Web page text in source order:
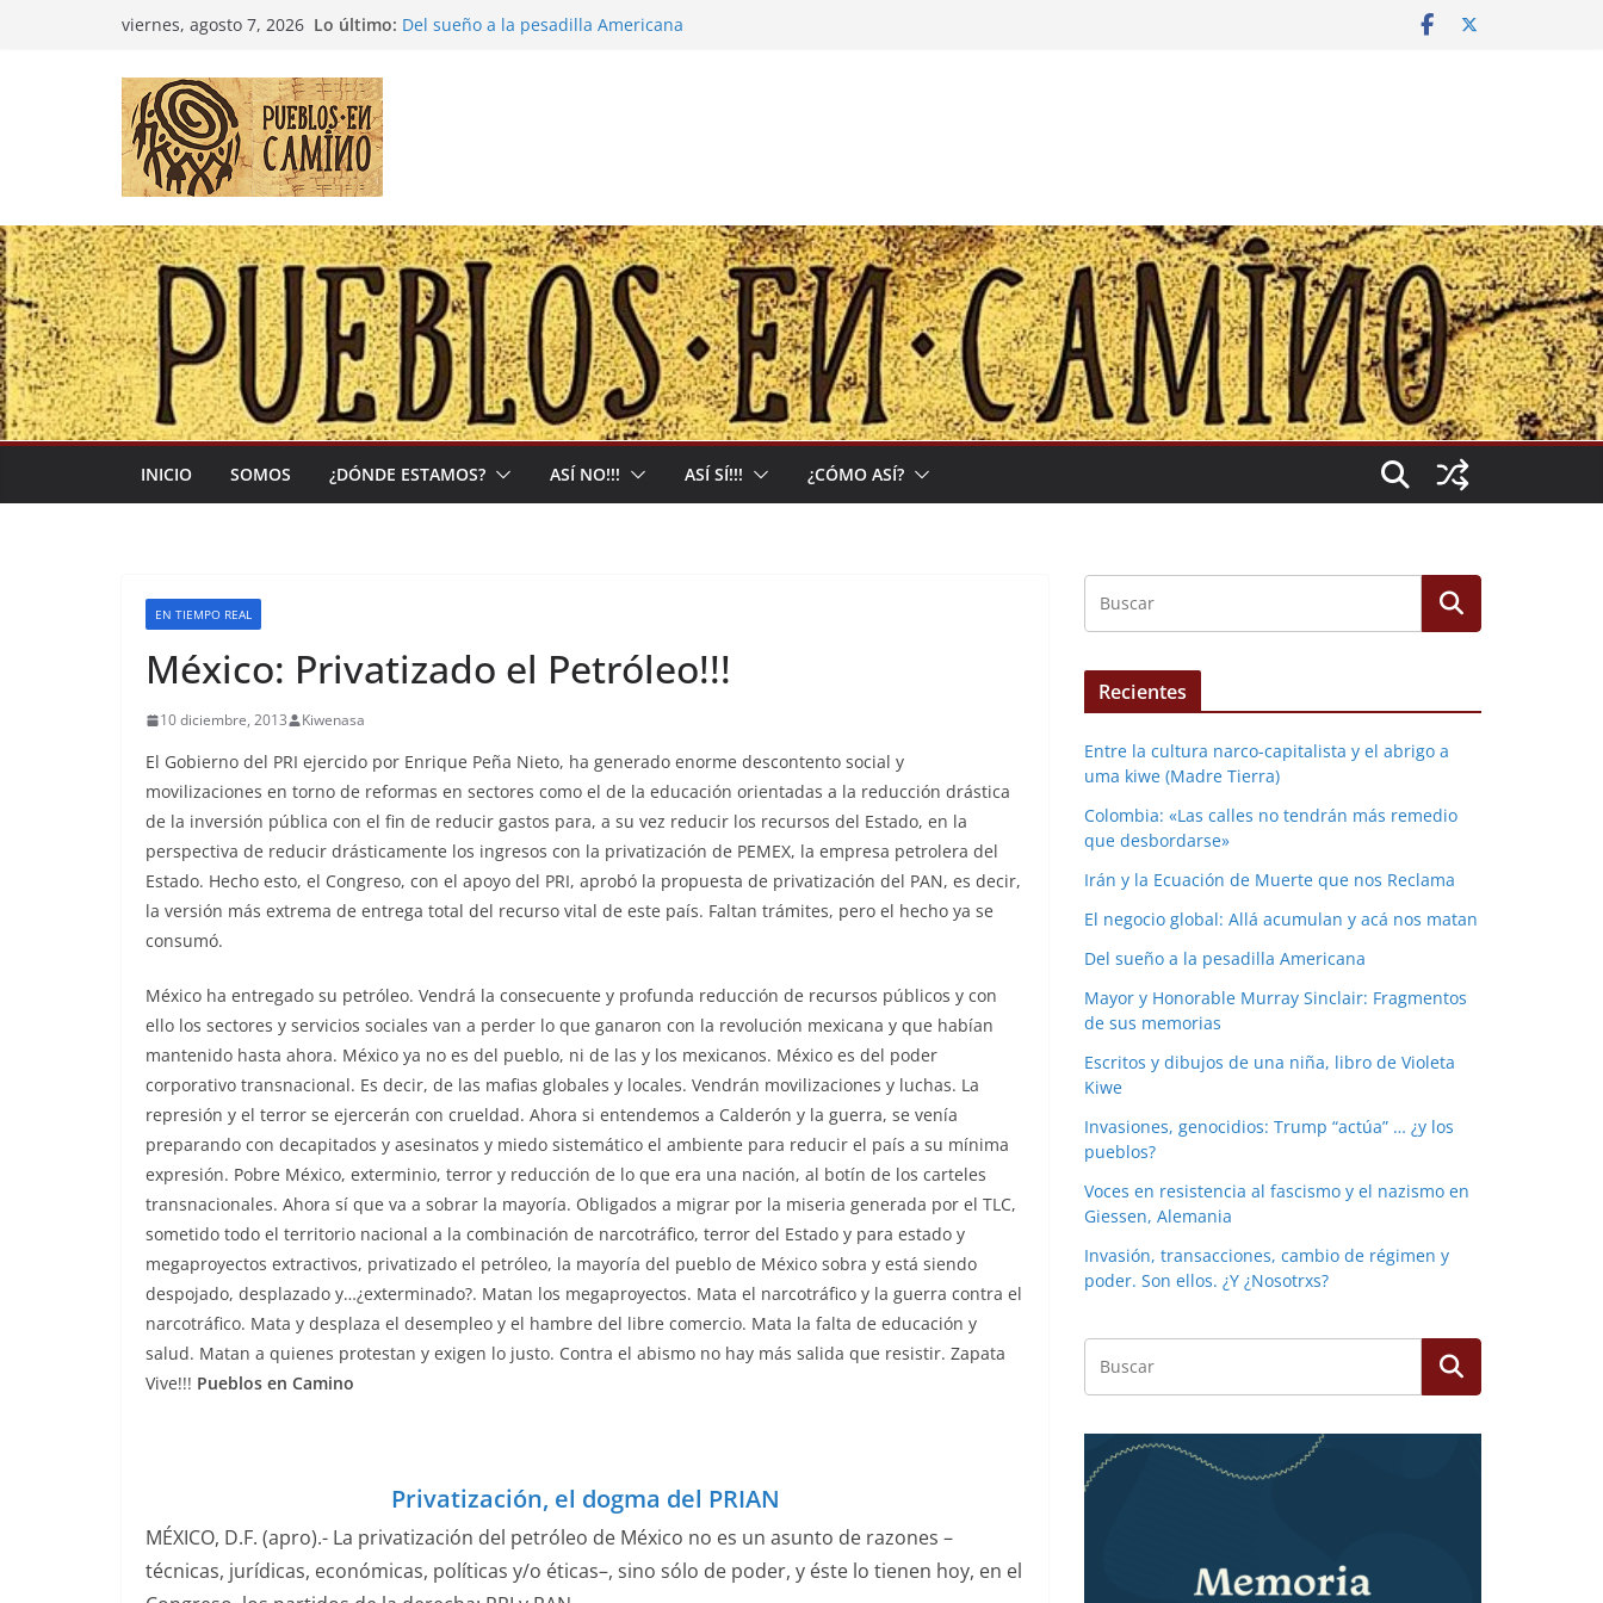
viernes, agosto 7, 2026 Lo último: Del sueño a la pesadilla Americana
INICIO SOMOS ¿DÓNDE ESTAMOS? ASÍ NO!!! ASÍ SÍ!!! ¿CÓMO ASÍ?
EN TIEMPO REAL
México: Privatizado el Petróleo!!!
10 diciembre, 2013 Kiwenasa
El Gobierno del PRI ejercido por Enrique Peña Nieto, ha generado enorme descontento social y
movilizaciones en torno de reformas en sectores como el de la educación orientadas a la reducción drástica
de la inversión pública con el fin de reducir gastos para, a su vez reducir los recursos del Estado, en la
perspectiva de reducir drásticamente los ingresos con la privatización de PEMEX, la empresa petrolera del
Estado. Hecho esto, el Congreso, con el apoyo del PRI, aprobó la propuesta de privatización del PAN, es decir,
la versión más extrema de entrega total del recurso vital de este país. Faltan trámites, pero el hecho ya se
consumó.
México ha entregado su petróleo. Vendrá la consecuente y profunda reducción de recursos públicos y con
ello los sectores y servicios sociales van a perder lo que ganaron con la revolución mexicana y que habían
mantenido hasta ahora. México ya no es del pueblo, ni de las y los mexicanos. México es del poder
corporativo transnacional. Es decir, de las mafias globales y locales. Vendrán movilizaciones y luchas. La
represión y el terror se ejercerán con crueldad. Ahora si entendemos a Calderón y la guerra, se venía
preparando con decapitados y asesinatos y miedo sistemático el ambiente para reducir el país a su mínima
expresión. Pobre México, exterminio, terror y reducción de lo que era una nación, al botín de los carteles
transnacionales. Ahora sí que va a sobrar la mayoría. Obligados a migrar por la miseria generada por el TLC,
sometido todo el territorio nacional a la combinación de narcotráfico, terror del Estado y para estado y
megaproyectos extractivos, privatizado el petróleo, la mayoría del pueblo de México sobra y está siendo
despojado, desplazado y…¿exterminado?. Matan los megaproyectos. Mata el narcotráfico y la guerra contra el
narcotráfico. Mata y desplaza el desempleo y el hambre del libre comercio. Mata la falta de educación y
salud. Matan a quienes protestan y exigen lo justo. Contra el abismo no hay más salida que resistir. Zapata
Vive!!! Pueblos en Camino
Privatización, el dogma del PRIAN
MÉXICO, D.F. (apro).- La privatización del petróleo de México no es un asunto de razones –
técnicas, jurídicas, económicas, políticas y/o éticas–, sino sólo de poder, y éste lo tienen hoy, en el
Recientes
Entre la cultura narco-capitalista y el abrigo a
uma kiwe (Madre Tierra)
Colombia: «Las calles no tendrán más remedio
que desbordarse»
Irán y la Ecuación de Muerte que nos Reclama
El negocio global: Allá acumulan y acá nos matan
Del sueño a la pesadilla Americana
Mayor y Honorable Murray Sinclair: Fragmentos
de sus memorias
Escritos y dibujos de una niña, libro de Violeta
Kiwe
Invasiones, genocidios: Trump “actúa” … ¿y los
pueblos?
Voces en resistencia al fascismo y el nazismo en
Giessen, Alemania
Invasión, transacciones, cambio de régimen y
poder. Son ellos. ¿Y ¿Nosotrxs?